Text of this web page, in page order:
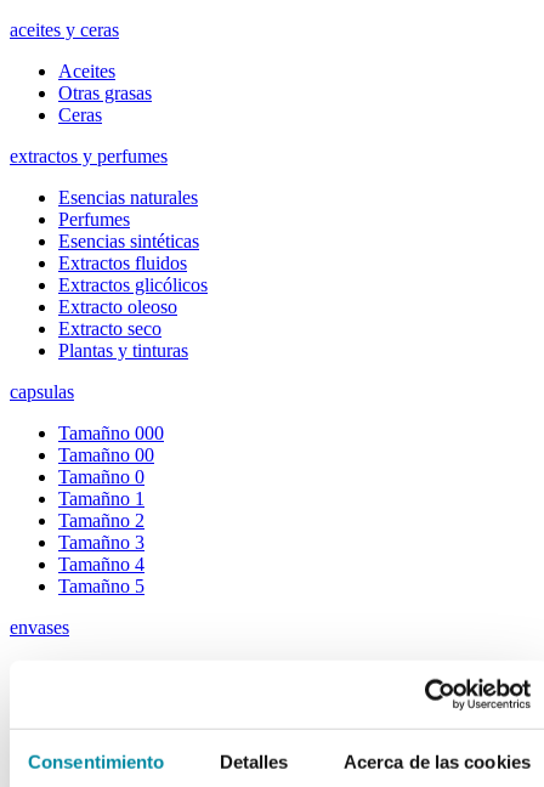
Consentimiento Detalles Acerca de las cookies
aceites y ceras
Aceites
Otras grasas
Ceras
extractos y perfumes
Esencias naturales
Perfumes
Esencias sintéticas
Extractos fluidos
Extractos glicólicos
Extracto oleoso
Extracto seco
Plantas y tinturas
capsulas
Tamañno 000
Tamañno 00
Tamañno 0
Tamañno 1
Tamañno 2
Tamañno 3
Tamañno 4
Tamañno 5
envases
Gama ariless
Tarros farmacia